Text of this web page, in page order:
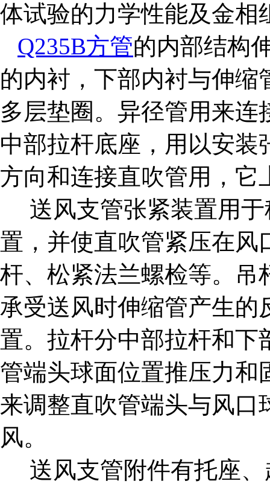
体试验的力学性能及金相
Q235B方管的内部结构
的内衬，下部内衬与伸
多层垫圈。异径管用来
中部拉杆底座，用以安
方向和连接直吹管用，它
送风支管张紧装置用
置，并使直吹管紧压在风
杆、松紧法兰螺检等。吊
承受送风时伸缩管产生的
置。拉杆分中部拉杆和下
管端头球面位置推压力和
来调整直吹管端头与风口
风。
送风支管附件有托座